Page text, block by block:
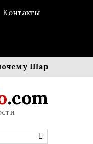
Контакты
Шарлиз Терон
.com